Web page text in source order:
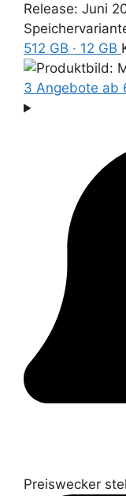
Release: Juni
512 GB · 12 GB
3 Angebote ab
Preiswecker